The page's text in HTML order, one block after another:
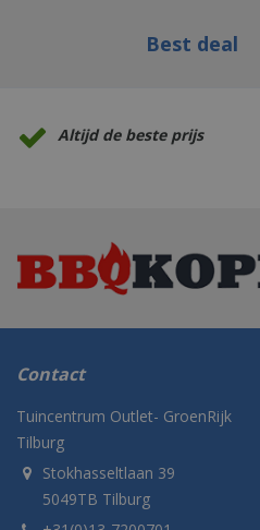
Best deal
Altijd de beste prijs
Contact
Tuincentrum Outlet- GroenRijk
Tilburg
Stokhasseltlaan 39
5049TB Tilburg